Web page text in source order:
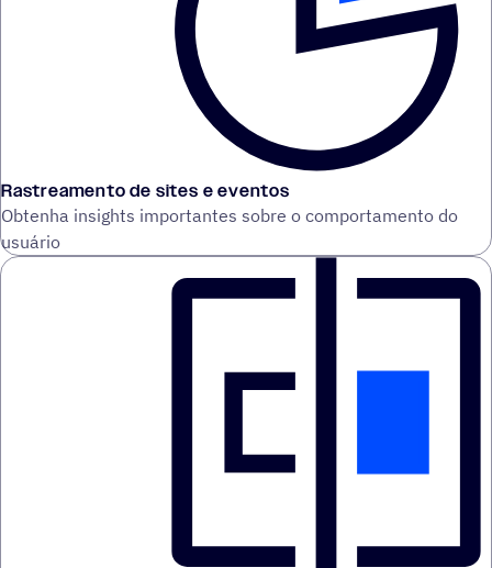
Rastreamento de sites e eventos
Obtenha insights importantes sobre o comportamento do
usuário